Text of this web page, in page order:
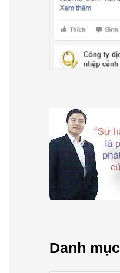
Danh mục